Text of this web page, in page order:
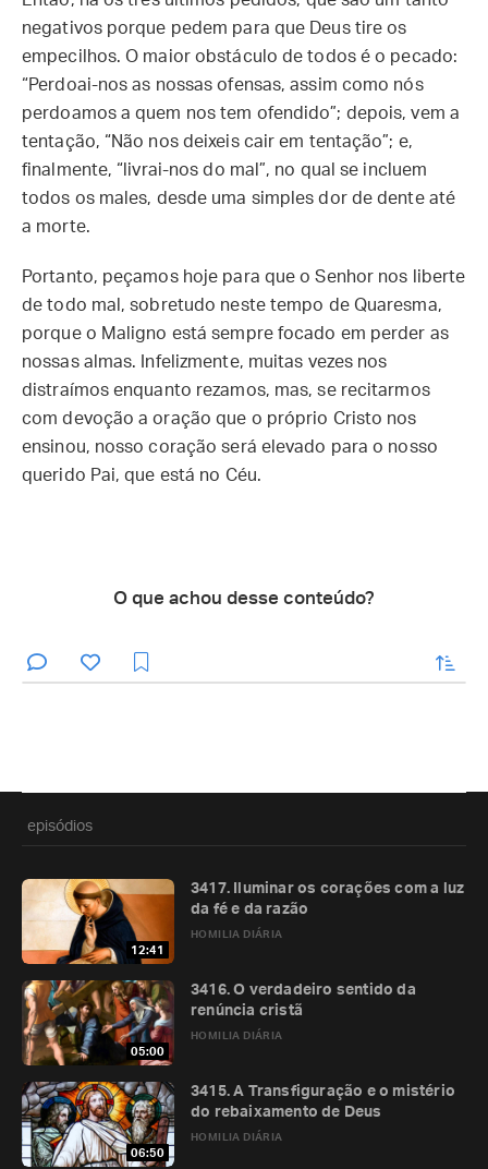
negativos porque pedem para que Deus tire os
empecilhos. O maior obstáculo de todos é o pecado:
“Perdoai-nos as nossas ofensas, assim como nós
perdoamos a quem nos tem ofendido”; depois, vem a
tentação, “Não nos deixeis cair em tentação”; e,
finalmente, “livrai-nos do mal”, no qual se incluem
todos os males, desde uma simples dor de dente até
a morte.
Portanto, peçamos hoje para que o Senhor nos liberte
de todo mal, sobretudo neste tempo de Quaresma,
porque o Maligno está sempre focado em perder as
nossas almas. Infelizmente, muitas vezes nos
distraímos enquanto rezamos, mas, se recitarmos
com devoção a oração que o próprio Cristo nos
ensinou, nosso coração será elevado para o nosso
querido Pai, que está no Céu.
O que achou desse conteúdo?
enviar
episódios
12:41
HOMILIA DIÁRIA
3417. Iluminar os corações com a luz
da fé e da razão
05:00
HOMILIA DIÁRIA
3416. O verdadeiro sentido da
renúncia cristã
06:50
HOMILIA DIÁRIA
3415. A Transfiguração e o mistério
do rebaixamento de Deus